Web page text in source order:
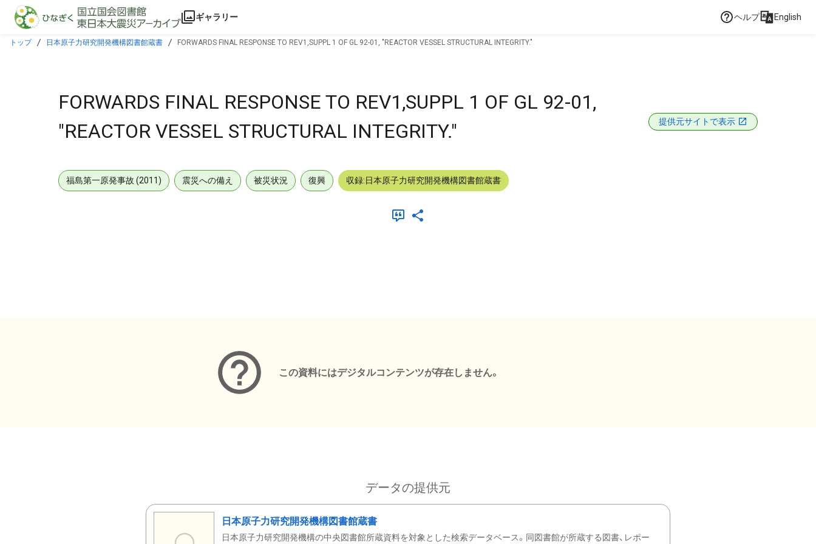
本文に飛ぶ
ギャラリー ヘルプ English
トップ 日本原子力研究開発機構図書館蔵書 FORWARDS FINAL RESPONSE TO REV1,SUPPL 1 OF GL 92-01, "REACTOR VESSEL STRUCTURAL INTEGRITY."
FORWARDS FINAL RESPONSE TO REV1,SUPPL 1 OF GL 92-01,
"REACTOR VESSEL STRUCTURAL INTEGRITY."
提供元サイトで表示
福島第一原発事故 (2011) 震災への備え 被災状況 復興 収録:日本原子力研究開発機構図書館蔵書
この資料にはデジタルコンテンツが存在しません。
データの提供元
日本原子力研究開発機構図書館蔵書
日本原子力研究開発機構の中央図書館所蔵資料を対象とした検索データベース。同図書館が所蔵する図書、レポー